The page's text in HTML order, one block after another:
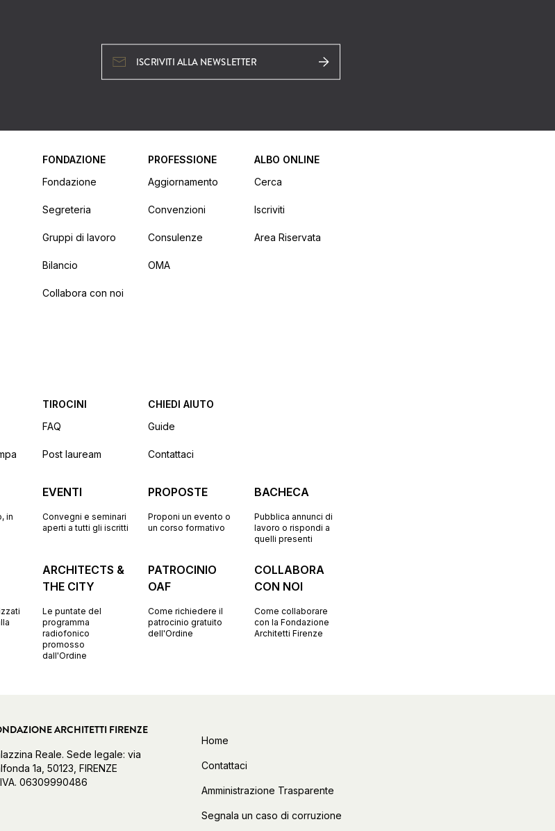
ISCRIVITI ALLA NEWSLETTER
FONDAZIONE
Fondazione
Segreteria
Gruppi di lavoro
Bilancio
Collabora con noi
PROFESSIONE
Aggiornamento
Convenzioni
Consulenze
OMA
ALBO ONLINE
Cerca
Iscriviti
Area Riservata
TIROCINI
FAQ
Post lauream
CHIEDI AIUTO
Guide
Contattaci
in
EVENTI
Convegni e seminari
aperti a tutti gli iscritti
PROPOSTE
Proponi un evento o
un corso formativo
BACHECA
Pubblica annunci di
lavoro o rispondi a
quelli presenti
ARCHITECTS &
THE CITY
Le puntate del
programma
radiofonico
promosso
dall'Ordine
PATROCINIO
OAF
Come richiedere il
patrocinio gratuito
dell'Ordine
COLLABORA
CON NOI
Come collaborare
con la Fondazione
Architetti Firenze
ARCHITETTI FIRENZE
Reale. Sede legale: via
1a, 50123, FIRENZE
06309990486
Home
Contattaci
Amministrazione Trasparente
Segnala un caso di corruzione